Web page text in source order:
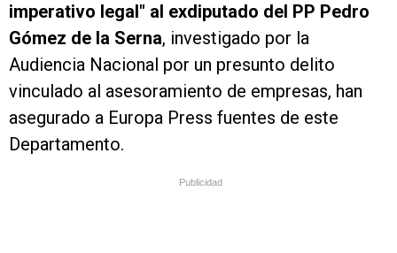
imperativo legal" al exdiputado del PP Pedro
Gómez de la Serna, investigado por la
Audiencia Nacional por un presunto delito
vinculado al asesoramiento de empresas, han
asegurado a Europa Press fuentes de este
Departamento.
Publicidad